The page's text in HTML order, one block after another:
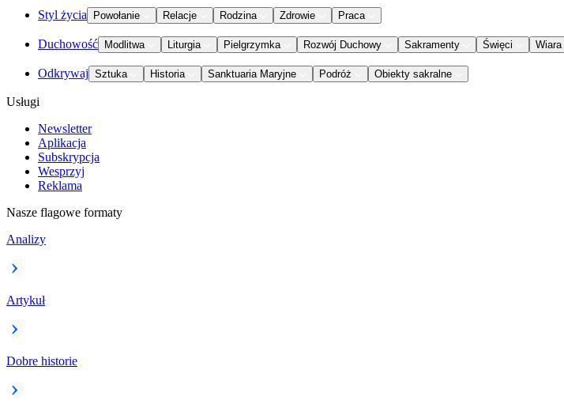
Styl życia Powołanie Relacje Rodzina Zdrowie Praca
Duchowość Modlitwa Liturgia Pielgrzymka Rozwój Duchowy Sakramenty Święci Wiara
Odkrywaj Sztuka Historia Sanktuaria Maryjne Podróż Obiekty sakralne
Usługi
Newsletter
Aplikacja
Subskrypcja
Wesprzyj
Reklama
Nasze flagowe formaty
Analizy
Artykuł
Dobre historie